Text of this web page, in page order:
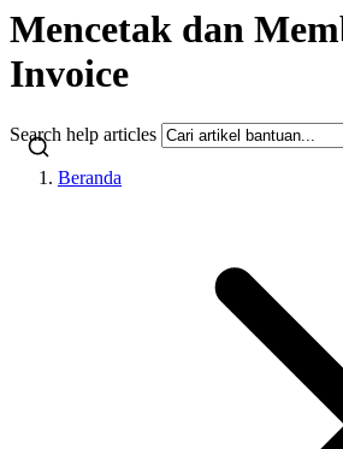
Mencetak dan
Invoice
Search help articles
Beranda